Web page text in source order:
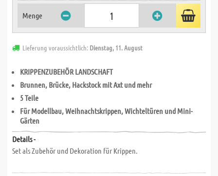
Menge
Lieferung voraussichtlich: Dienstag, 11. August
KRIPPENZUBEHÖR LANDSCHAFT
Brunnen, Brücke, Hackstock mit Axt und mehr
5 Teile
Für Modellbau, Weihnachtskrippen, Wichteltüren und Mini-
Gärten
Details -
Set als Zubehör und Dekoration für Krippen.